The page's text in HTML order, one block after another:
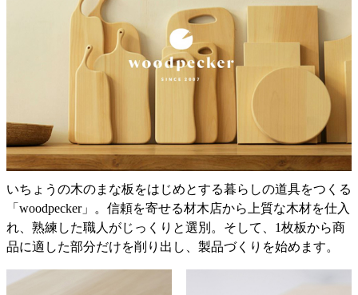
いちょうの木のまな板をはじめとする暮らしの道具をつくる
「woodpecker」。信頼を寄せる材木店から上質な木材を仕入
れ、熟練した職人がじっくりと選別。そして、1枚板から商
品に適した部分だけを削り出し、製品づくりを始めます。